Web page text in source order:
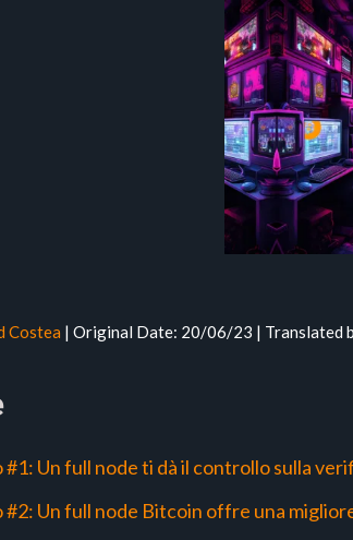
Costea | Original Date: 20/06/23 | Translated
Un full node ti dà il controllo sulla
#2: Un full node Bitcoin offre una